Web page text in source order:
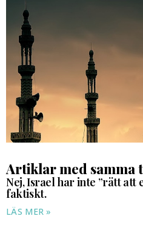
Artiklar med samma
Nej, Israel har inte ”rätt att
faktiskt.
LÄS MER »